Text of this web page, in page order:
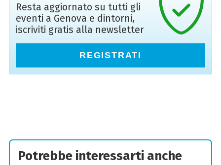
Resta aggiornato su tutti gli
eventi a Genova e dintorni,
iscriviti gratis alla newsletter
REGISTRATI
Potrebbe interessarti anche